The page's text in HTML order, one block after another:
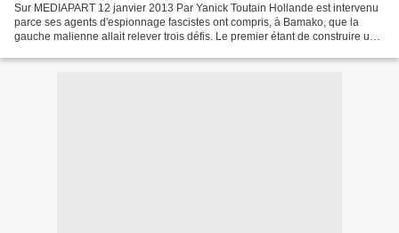
Sur MEDIAPART 12 janvier 2013 Par Yanick Toutain Hollande est intervenu
parce ses agents d'espionnage fascistes ont compris, à Bamako, que la
gauche malienne allait relever trois défis. Le premier étant de construire une